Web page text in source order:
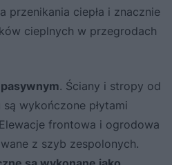
przenikania ciepła i znacznie
cieplnych w przegrodach
. Ściany i stropy od
wykończone płytami
frontowa i ogrodowa
z szyb zespolonych.